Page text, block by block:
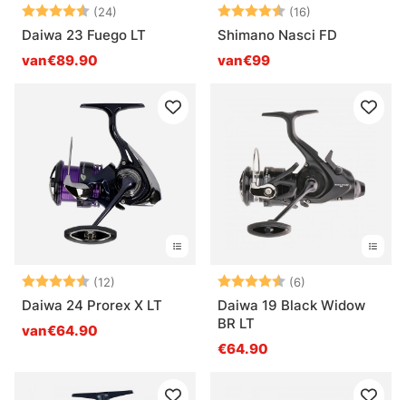
Beoordeling:
(24)
4.6 uit 5 sterren
Daiwa 23 Fuego LT
van€89.90
Beoordeling:
(16)
Shimano Nasci FD
van€99
Beoordeling:
(12)
4.3 uit 5 sterren
Daiwa 24 Prorex X LT
van€64.90
Beoordeling:
(6)
Daiwa 19 Black Widow
BR LT
€64.90